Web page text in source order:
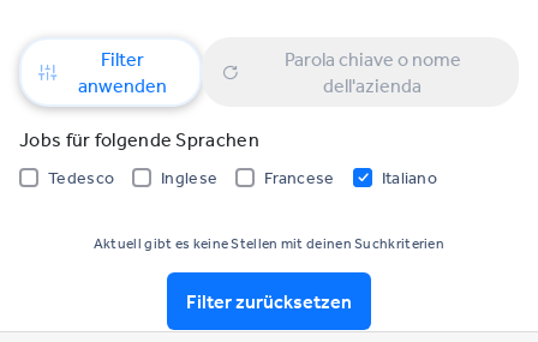
Filter
anwenden
Parola chiave o nome
dell'azienda
Jobs für folgende Sprachen
Tedesco Inglese Francese Italiano
Aktuell gibt es keine Stellen mit deinen Suchkriterien
Filter zurücksetzen